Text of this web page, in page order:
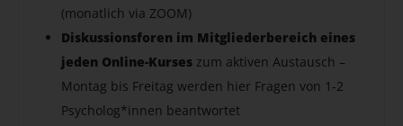
(monatlich via ZOOM)
Diskussionsforen im Mitgliederbereich eines
jeden Online-Kurses zum aktiven Austausch –
Montag bis Freitag werden hier Fragen von 1-2
Psycholog*innen beantwortet